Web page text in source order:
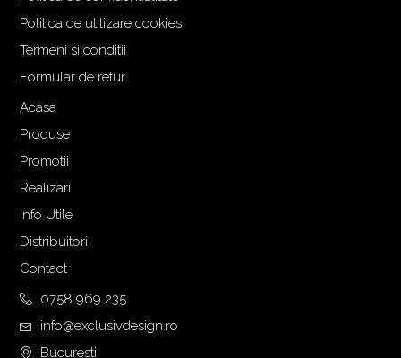
Politica de utilizare cookies
Termeni si conditii
Formular de retur
Acasa
Produse
Promotii
Realizari
Info Utile
Distribuitori
Contact
0758 969 235
info@exclusivdesign.ro
Bucuresti